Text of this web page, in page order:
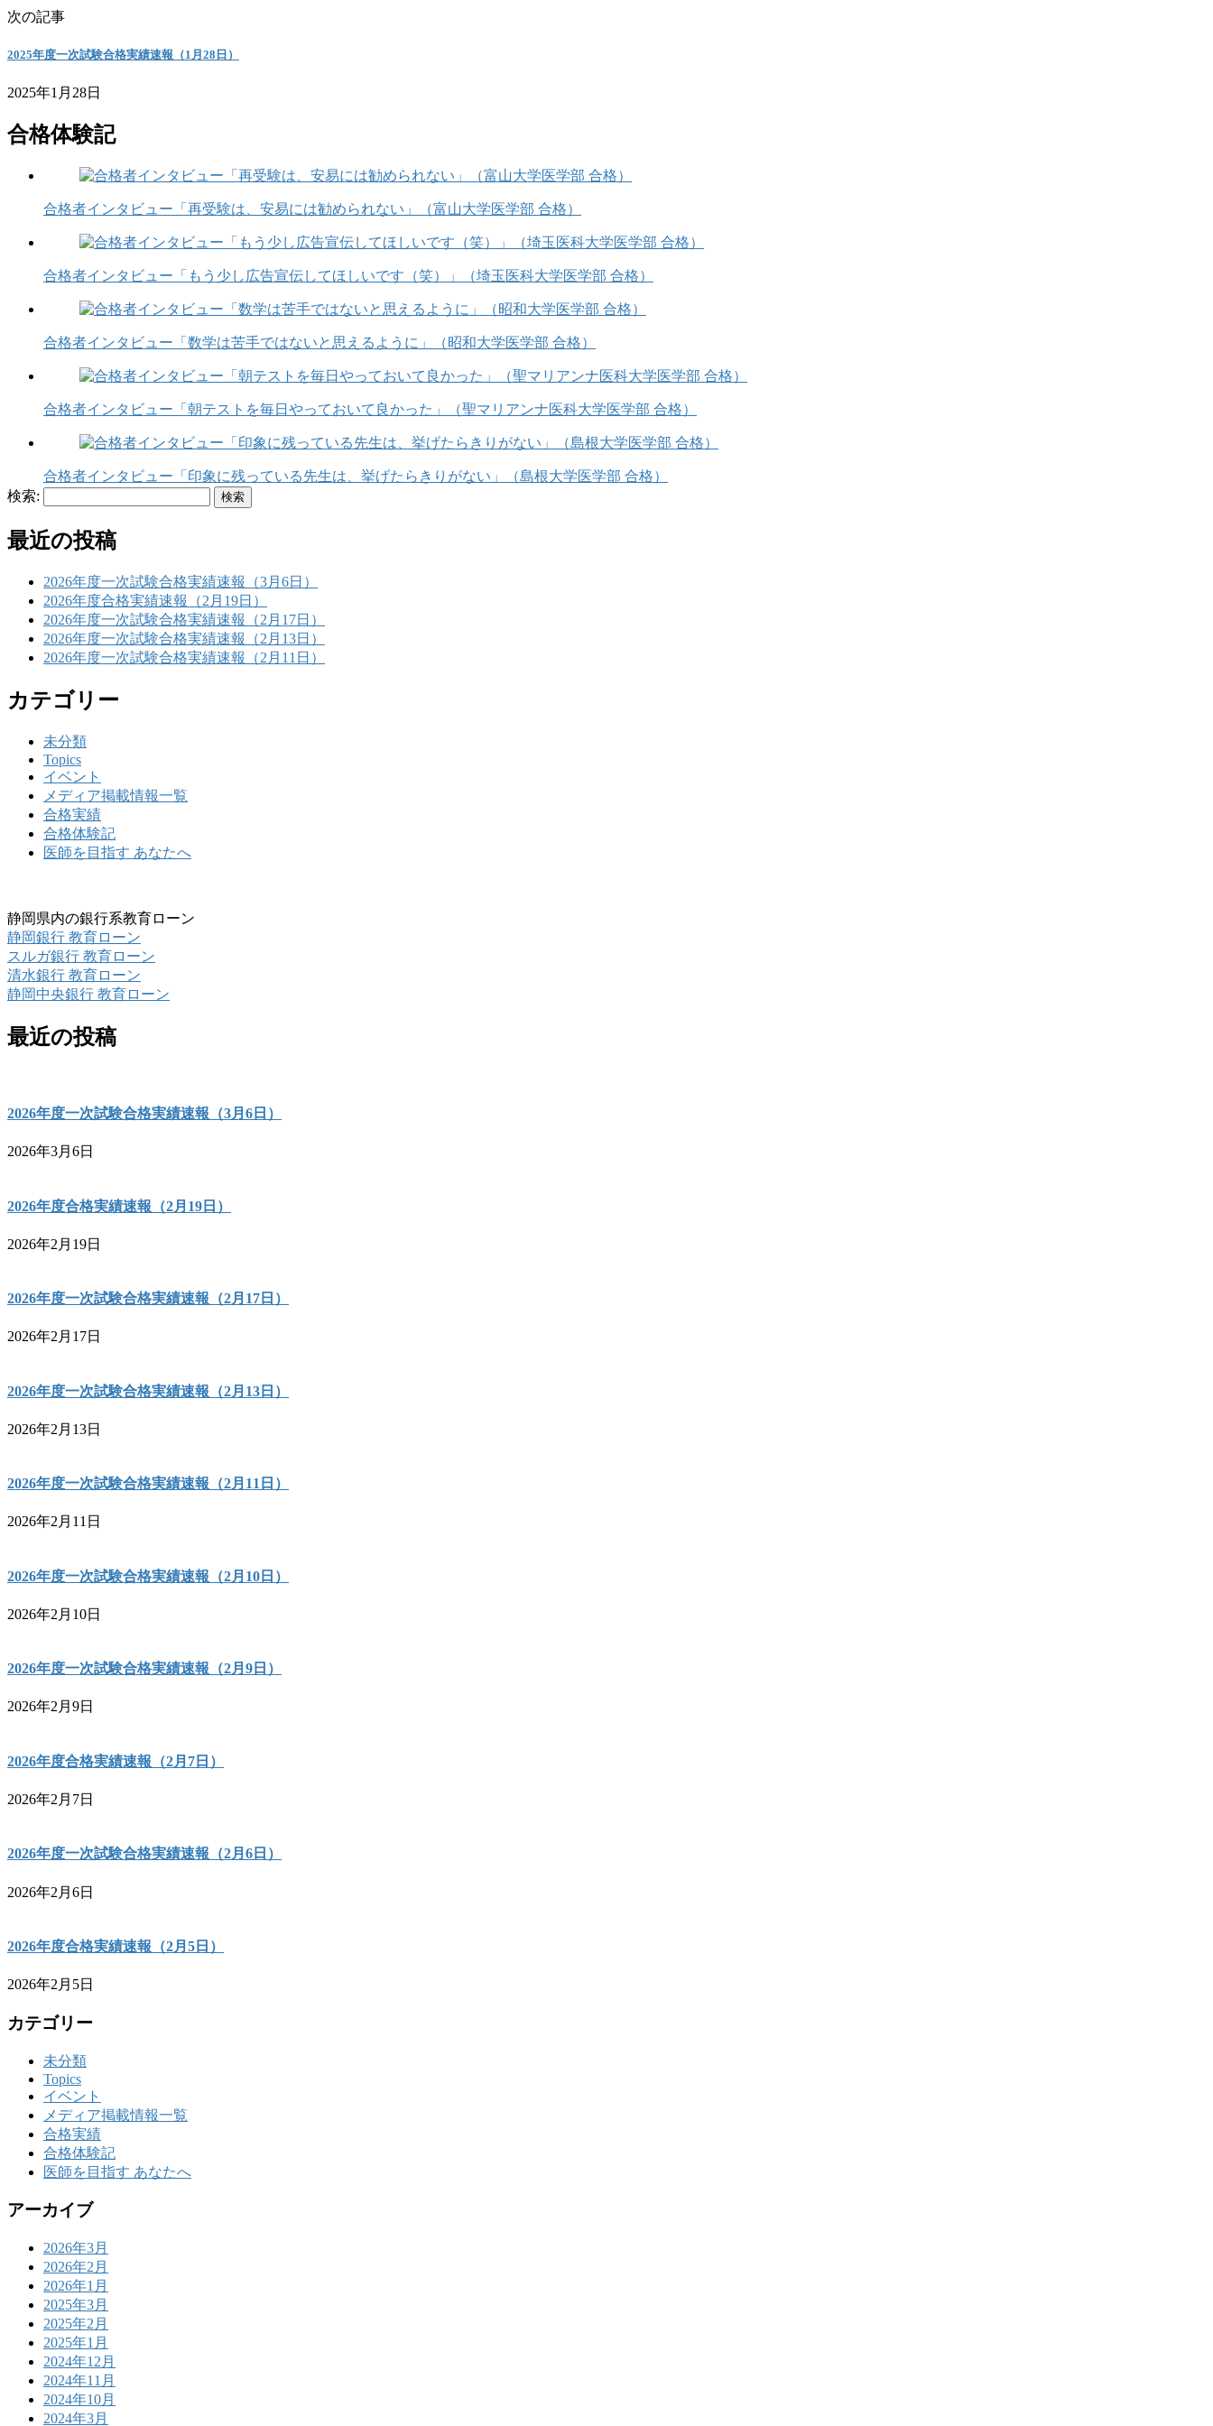
次の記事
2025年度一次試験合格実績速報（1月28日）
2025年1月28日
合格体験記
合格者インタビュー「再受験は、安易には勧められない」（富山大学医学部 合格）
合格者インタビュー「もう少し広告宣伝してほしいです（笑）」（埼玉医科大学医学部 合格）
合格者インタビュー「数学は苦手ではないと思えるように」（昭和大学医学部 合格）
合格者インタビュー「朝テストを毎日やっておいて良かった」（聖マリアンナ医科大学医学部 合格）
合格者インタビュー「印象に残っている先生は、挙げたらきりがない」（島根大学医学部 合格）
検索:
最近の投稿
2026年度一次試験合格実績速報（3月6日）
2026年度合格実績速報（2月19日）
2026年度一次試験合格実績速報（2月17日）
2026年度一次試験合格実績速報（2月13日）
2026年度一次試験合格実績速報（2月11日）
カテゴリー
未分類
Topics
イベント
メディア掲載情報一覧
合格実績
合格体験記
医師を目指す あなたへ
静岡県内の銀行系教育ローン
静岡銀行 教育ローン
スルガ銀行 教育ローン
清水銀行 教育ローン
静岡中央銀行 教育ローン
最近の投稿
2026年度一次試験合格実績速報（3月6日）
2026年3月6日
2026年度合格実績速報（2月19日）
2026年2月19日
2026年度一次試験合格実績速報（2月17日）
2026年2月17日
2026年度一次試験合格実績速報（2月13日）
2026年2月13日
2026年度一次試験合格実績速報（2月11日）
2026年2月11日
2026年度一次試験合格実績速報（2月10日）
2026年2月10日
2026年度一次試験合格実績速報（2月9日）
2026年2月9日
2026年度合格実績速報（2月7日）
2026年2月7日
2026年度一次試験合格実績速報（2月6日）
2026年2月6日
2026年度合格実績速報（2月5日）
2026年2月5日
カテゴリー
未分類
Topics
イベント
メディア掲載情報一覧
合格実績
合格体験記
医師を目指す あなたへ
アーカイブ
2026年3月
2026年2月
2026年1月
2025年3月
2025年2月
2025年1月
2024年12月
2024年11月
2024年10月
2024年3月